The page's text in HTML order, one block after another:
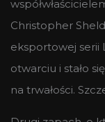
Christopher
eksportowej serii
otwarciu i stało
na trwałości.